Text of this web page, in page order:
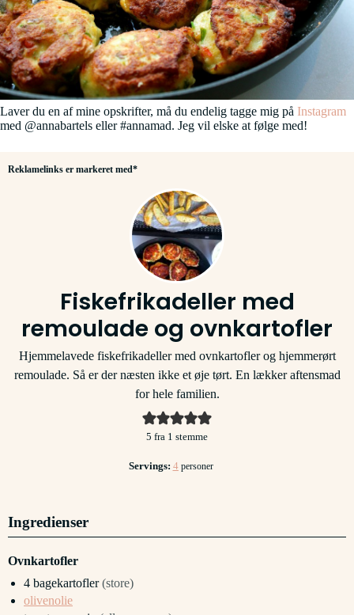
Laver du en af mine opskrifter, må du endelig tagge mig på Instagram
med @annabartels eller #annamad. Jeg vil elske at følge med!
Reklamelinks er markeret med*
Fiskefrikadeller med
remoulade og ovnkartofler
Hjemmelavede fiskefrikadeller med ovnkartofler og hjemmerørt
remoulade. Så er der næsten ikke et øje tørt. En lækker aftensmad
for hele familien.
5 fra 1 stemme
Servings: 4 personer
Ingredienser
Ovnkartofler
4 bagekartofler (store)
olivenolie